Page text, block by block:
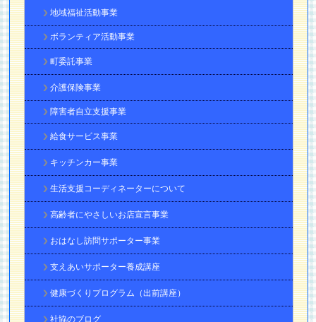
地域福祉活動事業
ボランティア活動事業
町委託事業
介護保険事業
障害者自立支援事業
給食サービス事業
キッチンカー事業
生活支援コーディネーターについて
高齢者にやさしいお店宣言事業
おはなし訪問サポーター事業
支えあいサポーター養成講座
健康づくりプログラム（出前講座）
社協のブログ